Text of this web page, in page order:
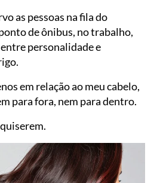
as pessoas na fila do
de ônibus, no trabalho,
personalidade e
em relação ao meu cabelo,
para fora, nem para dentro.